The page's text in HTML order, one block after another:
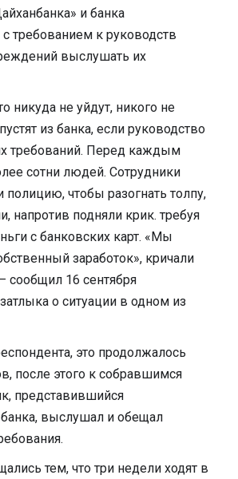
и банка
требованием к руководств
выслушать их
никуда не уйдут, никого не
из банка, если руководство
требований. Перед каждым
сотни людей. Сотрудники
чтобы разогнать толпу,
напротив подняли крик. требуя
с банковских карт. «Мы
заработок», кричали
сообщил 16 сентября
о ситуации в одном из
это продолжалось
после этого к собравшимся
представившийся
выслушал и обещал
тем, что три недели ходят в